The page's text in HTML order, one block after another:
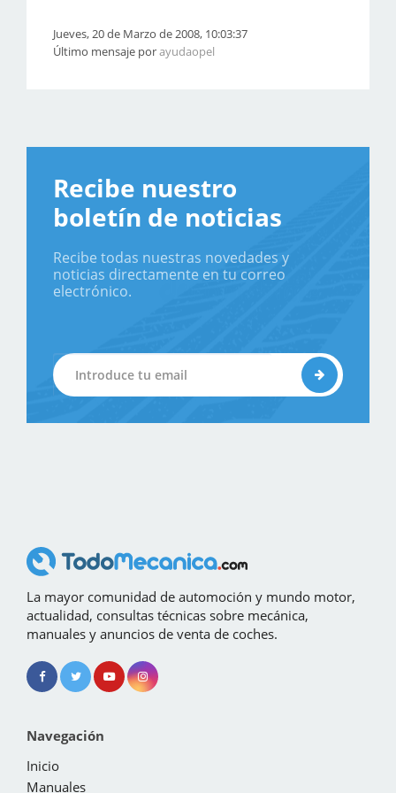
Jueves, 20 de Marzo de 2008, 10:03:37
Último mensaje porayudaopel
Recibe nuestro
boletín de noticias
Recibe todas nuestras novedades y
noticias directamente en tu correo
electrónico.
La mayor comunidad de automoción y mundo motor,
actualidad, consultas técnicas sobre mecánica,
manuales y anuncios de venta de coches.
Navegación
Inicio
Manuales